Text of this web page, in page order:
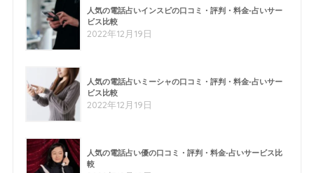
人気の電話占いインスピの口コミ・評判・料金-占いサー
ビス比較
2022年12月19日
人気の電話占いミーシャの口コミ・評判・料金-占いサー
ビス比較
2022年12月19日
人気の電話占い優の口コミ・評判・料金-占いサービス比
較